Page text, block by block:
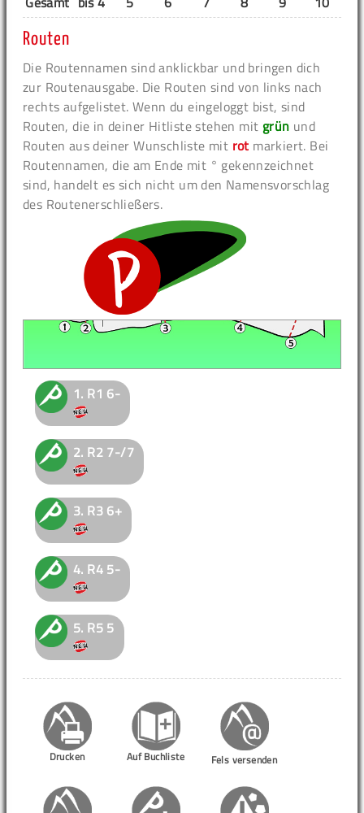
Routen
Die Routennamen sind anklickbar und bringen dich
zur Routenausgabe. Die Routen sind von links nach
rechts aufgelistet. Wenn du eingeloggt bist, sind
Routen, die in deiner Hitliste stehen mit grün und
Routen aus deiner Wunschliste mit rot markiert. Bei
Routennamen, die am Ende mit ° gekennzeichnet
sind, handelt es sich nicht um den Namensvorschlag
des Routenerschließers.
1. R1 6-
2. R2 7-/7
3. R3 6+
4. R4 5-
5. R5 5
Drucken Auf Buchliste Fels versenden